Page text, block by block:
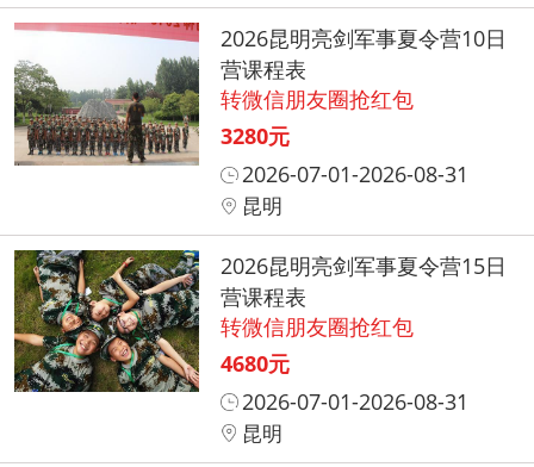
2026昆明亮剑军事夏令营10日
营课程表
转微信朋友圈抢红包
3280元
2026-07-01-2026-08-31
昆明
2026昆明亮剑军事夏令营15日
营课程表
转微信朋友圈抢红包
4680元
2026-07-01-2026-08-31
昆明